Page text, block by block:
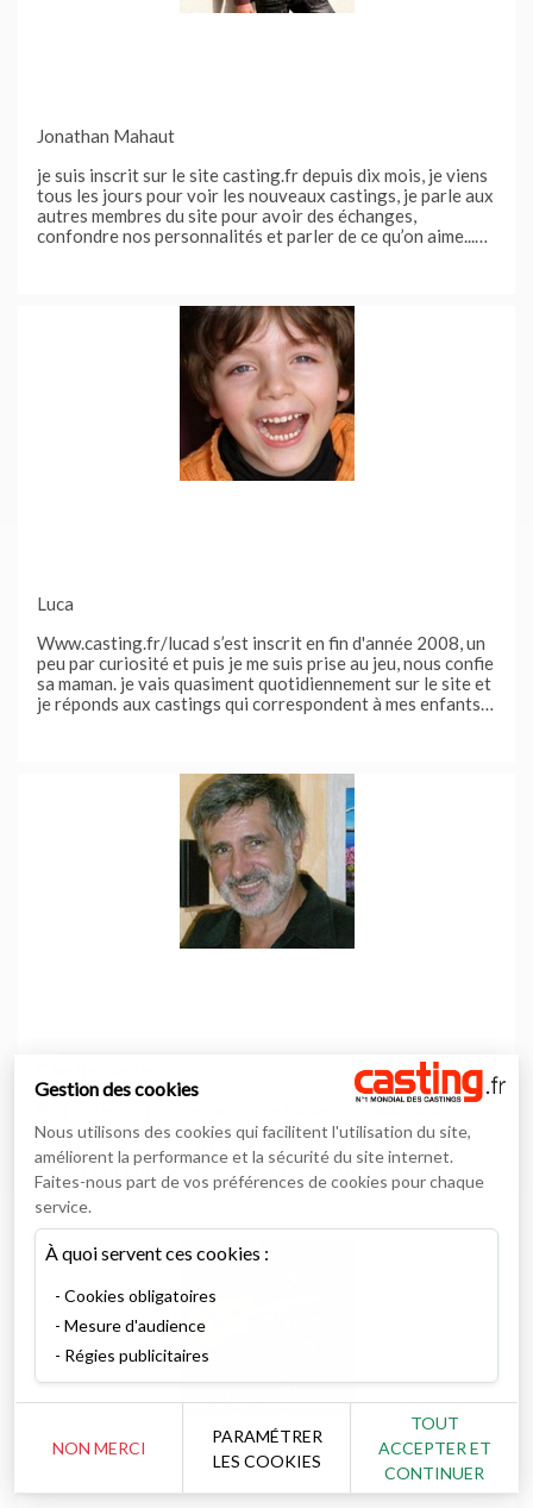
Jonathan Mahaut
je suis inscrit sur le site casting.fr depuis dix mois, je viens
tous les jours pour voir les nouveaux castings, je parle aux
autres membres du site pour avoir des échanges,
confondre nos personnalités et parler de ce qu’on aime...
Luca
Www.casting.fr/lucad s’est inscrit en fin d'année 2008, un
peu par curiosité et puis je me suis prise au jeu, nous confie
sa maman. je vais quasiment quotidiennement sur le site et
je réponds aux castings qui correspondent à mes enfants :
toujours été attiré par le spectacle et n’avait jamais osé !
en septembre 2009, il s’est inscrit sur casting.fr et a
trouvé une photographe… des amis et en particulier
www.casting.fr/solenaa qui l’ont encouragé,
www.casting.fr/veronica06 qui lui a donné de bonnes
adresses,
Gestion des cookies
Nous utilisons des cookies qui facilitent l'utilisation du site,
améliorent la performance et la sécurité du site internet.
Faites-nous part de vos préférences de cookies pour chaque
service.
À quoi servent ces cookies :
Cookies obligatoires
Mesure d'audience
Régies publicitaires
NON MERCI
PARAMÉTRER
LES COOKIES
TOUT
ACCEPTER ET
CONTINUER